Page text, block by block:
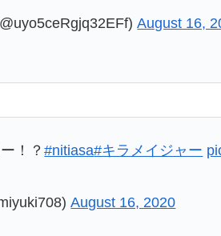
！？#nitiasa#キラメイジャー